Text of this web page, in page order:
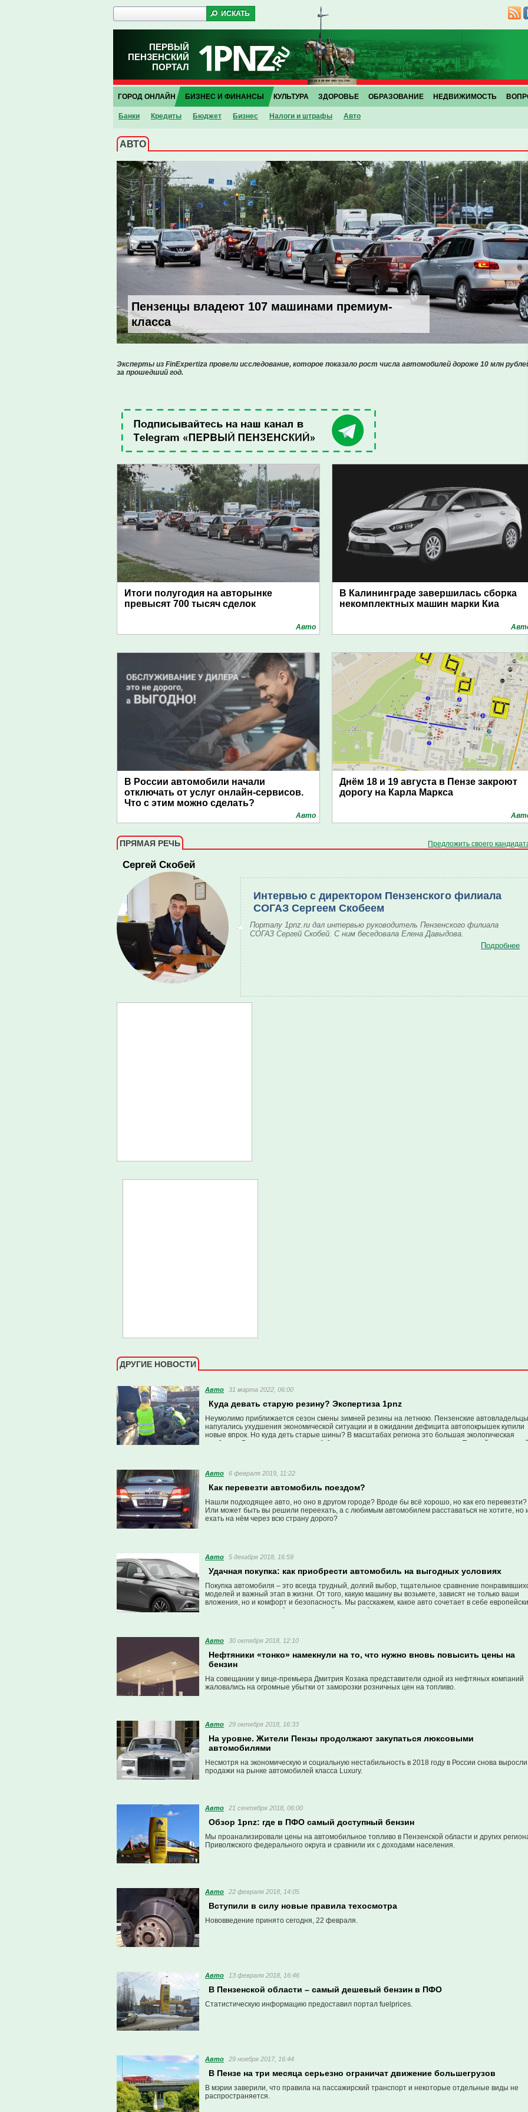
ПЕРВЫЙ
ПЕНЗЕНСКИЙ
ПОРТАЛ
ГОРОД ОНЛАЙН БИЗНЕС И ФИНАНСЫ
Банки Кредиты Бюджет Бизнес Налоги и штрафы Авто
КУЛЬТУРА ЗДОРОВЬЕ ОБРАЗОВАНИЕ НЕДВИЖИМОСТЬ
АВТО
Пензенцы владеют 107 машинами премиум-
класса
Эксперты из FinExpertiza провели исследование, которое показало рост числа автомобилей дороже 10 млн
за прошедший год.
Итоги полугодия на авторынке
превысят 700 тысяч сделок
Авто
В Калининграде завершилась сборка
некомплектных машин марки Киа
В России автомобили начали
отключать от услуг онлайн-сервисов.
Что с этим можно сделать?
Авто
Днём 18 и 19 августа в Пензе закроют
дорогу на Карла Маркса
ПРЯМАЯ РЕЧЬ Предложить своего
Сергей Скобей
Интервью с директором Пензенского филиала
СОГАЗ Сергеем Скобеем
Порталу 1pnz.ru дал интервью руководитель Пензенского филиала
СОГАЗ Сергей Скобей. С ним беседовала Елена Давыдова.
Подробнее
ДРУГИЕ НОВОСТИ
Авто 31 марта 2022, 06:00
Куда девать старую резину? Экспертиза 1pnz
Неумолимо приближается сезон смены зимней резины на летнюю. Пензенские автовладельцы
напугались ухудшения экономической ситуации и в ожидании дефицита автопокрышек купили
новые впрок. Но куда деть старые шины? В масштабах региона это большая экологическая
проблема. В городе становится всё больше несанкционированных свалок. «Первый
Авто 6 февраля 2019, 11:22
Как перевезти автомобиль поездом?
Нашли подходящее авто, но оно в другом городе? Вроде бы всё хорошо, но как его перевезти?
Или может быть вы решили переехать, а с любимым автомобилем расставаться не хотите, но
ехать на нём через всю страну дорого?
Авто 5 декабря 2018, 16:59
Удачная покупка: как приобрести автомобиль на выгодных условиях
Покупка автомобиля – это всегда трудный, долгий выбор, тщательное сравнение
моделей и важный этап в жизни. От того, какую машину вы возьмете, зависят не только ваши
вложения, но и комфорт и безопасность. Мы расскажем, какое авто сочетает в себе
технологии, стиль, удобство и высокий уровень безопасности.
Авто 30 октября 2018, 12:10
Нефтяники «тонко» намекнули на то, что нужно вновь повысить цены на
бензин
На совещании у вице-премьера Дмитрия Козака представители одной из нефтяных компаний
жаловались на огромные убытки от заморозки розничных цен на топливо.
Авто 29 октября 2018, 16:33
На уровне. Жители Пензы продолжают закупаться люксовыми
автомобилями
Несмотря на экономическую и социальную нестабильность в 2018 году в России снова выросли
продажи на рынке автомобилей класса Luxury.
Авто 21 сентября 2018, 06:00
Обзор 1pnz: где в ПФО самый доступный бензин
Мы проанализировали цены на автомобильное топливо в Пензенской области и других
Приволжского федерального округа и сравнили их с доходами населения.
Авто 22 февраля 2018, 14:05
Вступили в силу новые правила техосмотра
Нововведение принято сегодня, 22 февраля.
Авто 13 февраля 2018, 16:46
В Пензенской области – самый дешевый бензин в ПФО
Статистическую информацию предоставил портал fuelprices.
Авто 29 ноября 2017, 16:44
В Пензе на три месяца серьезно ограничат движение большегрузов
В мэрии заверили, что правила на пассажирский транспорт и некоторые отдельные виды не
распространяется.